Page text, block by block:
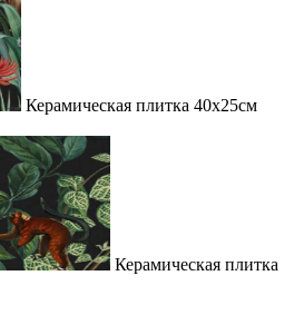
Керамическая плитка 40х25см
Керамическая плитка